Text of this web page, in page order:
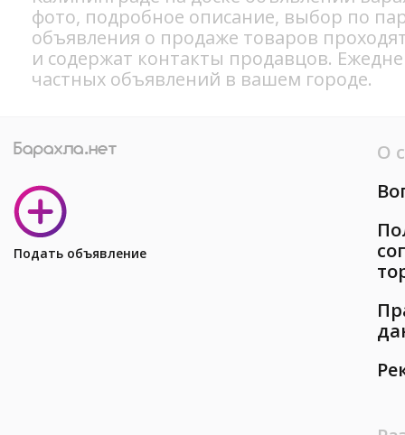
фото, подробное описание, выбор по
объявления о продаже товаров
и содержат контакты продавцов.
частных объявлений в вашем городе.
Подать объявление
О